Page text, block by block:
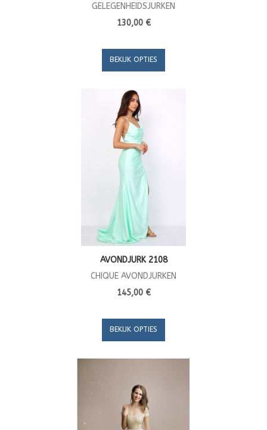
GELEGENHEIDSJURKEN
130,00 €
BEKIJK OPTIES
AVONDJURK 2108
CHIQUE AVONDJURKEN
145,00 €
BEKIJK OPTIES